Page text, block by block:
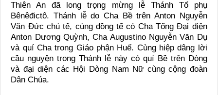
Thiên An đã long trọng mừng lễ Thánh Tổ phụ
Bênêđictô. Thánh lễ do Cha Bề trên Anton Nguyễn
Văn Đức chủ tế, cùng đồng tế có Cha Tổng Đại diện
Anton Dương Quỳnh, Cha Augustino Nguyễn Văn Dụ
và quí Cha trong Giáo phận Huế. Cùng hiệp dâng lời
cầu nguyện trong Thánh lễ này có quí Bề trên Dòng
và đại diện các Hội Dòng Nam Nữ cùng cộng đoàn
Dân Chúa.